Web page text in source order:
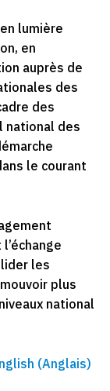
lumière
en
auprès de
des
des
national des
le courant
les
plus
national
(Anglais)